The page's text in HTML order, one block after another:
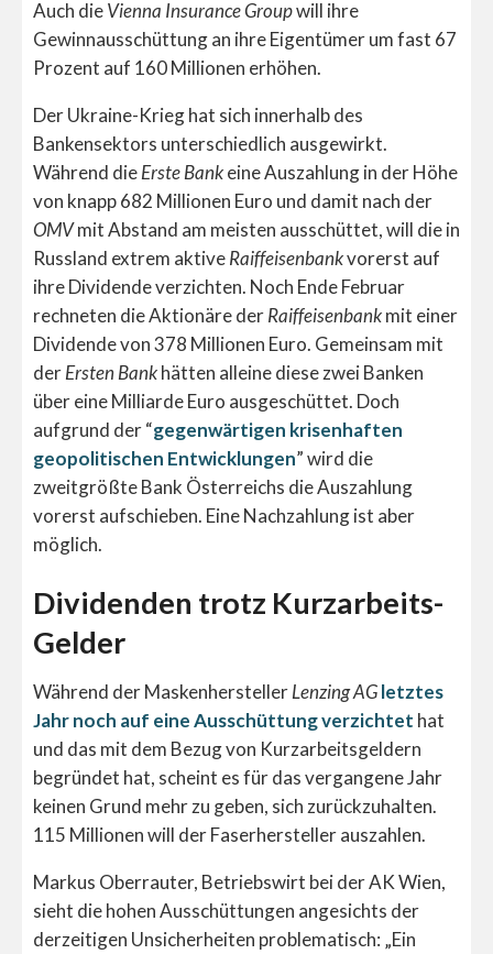
Auch dieVienna Insurance Groupwill ihre
Gewinnausschüttung an ihre Eigentümer um fast 67
Prozent auf 160 Millionen erhöhen.
Der Ukraine-Krieg hat sich innerhalb des
Bankensektors unterschiedlich ausgewirkt.
Während dieErste Bankeine Auszahlung in der Höhe
von knapp 682 Millionen Euro und damit nach der
OMVmit Abstand am meisten ausschüttet, will die in
Russland extrem aktiveRaiffeisenbankvorerst auf
ihre Dividende verzichten. Noch Ende Februar
rechneten die Aktionäre derRaiffeisenbankmit einer
Dividende von 378 Millionen Euro. Gemeinsam mit
derErsten Bankhätten alleine diese zwei Banken
über eine Milliarde Euro ausgeschüttet. Doch
aufgrund der “gegenwärtigen krisenhaften
geopolitischen Entwicklungen” wird die
zweitgrößte Bank Österreichs die Auszahlung
vorerst aufschieben. Eine Nachzahlung ist aber
möglich.
Dividenden trotz Kurzarbeits-
Gelder
Während der MaskenherstellerLenzing AGletztes
Jahr noch auf eine Ausschüttung verzichtet hat
und das mit dem Bezug von Kurzarbeitsgeldern
begründet hat, scheint es für das vergangene Jahr
keinen Grund mehr zu geben, sich zurückzuhalten.
115 Millionen will der Faserhersteller auszahlen.
Markus Oberrauter, Betriebswirt bei der AK Wien,
sieht die hohen Ausschüttungen angesichts der
derzeitigen Unsicherheiten problematisch: „Ein